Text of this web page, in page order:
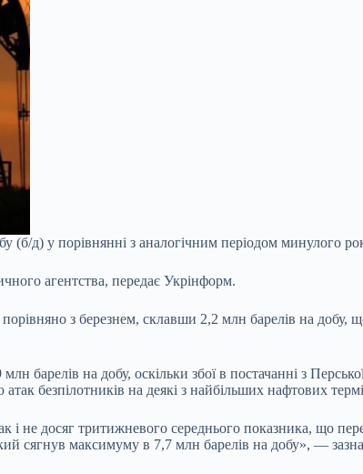
(б/д) у порівнянні з аналогічним періодом минулого
агентства, передає Укрінформ.
з березнем, склавши 2,2 млн барелів на
барелів на добу, оскільки збої в постачанні з
безпілотників на деякі з найбільших нафтових
і не досяг тритижневого середнього показника, що
сягнув максимуму в 7,7 млн барелів на добу», —